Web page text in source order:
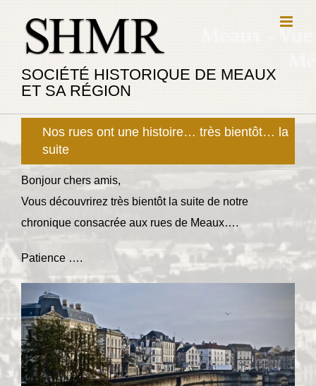
Passer
au
contenu
SOCIÉTÉ HISTORIQUE DE MEAUX
ET SA RÉGION
Nos rues ont une histoire… très bientôt… la
suite
Bonjour chers amis,
Vous découvrirez très bientôt la suite de notre
chronique consacrée aux rues de Meaux….
Patience ….